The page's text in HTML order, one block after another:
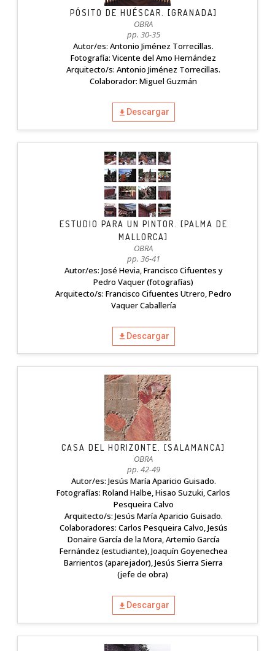
PÓSITO DE HUÉSCAR. [GRANADA]
OBRA
pp. 30-35
Autor/es: Antonio Jiménez Torrecillas.
Fotografía: Vicente del Amo Hernández
Arquitecto/s: Antonio Jiménez Torrecillas.
Colaborador: Miguel Guzmán
Descargar
ESTUDIO PARA UN PINTOR. [PALMA DE
MALLORCA]
OBRA
pp. 36-41
Autor/es: José Hevia, Francisco Cifuentes y
Pedro Vaquer (fotografías)
Arquitecto/s: Francisco Cifuentes Utrero, Pedro
Vaquer Caballería
Descargar
CASA DEL HORIZONTE. [SALAMANCA]
OBRA
pp. 42-49
Autor/es: Jesús María Aparicio Guisado.
Fotografías: Roland Halbe, Hisao Suzuki, Carlos
Pesqueira Calvo
Arquitecto/s: Jesús María Aparicio Guisado.
Colaboradores: Carlos Pesqueira Calvo, Jesús
Donaire García de la Mora, Artemio García
Fernández (estudiante), Joaquín Goyenechea
Barrientos (aparejador), Jesús Sierra Sierra
(jefe de obra)
Descargar